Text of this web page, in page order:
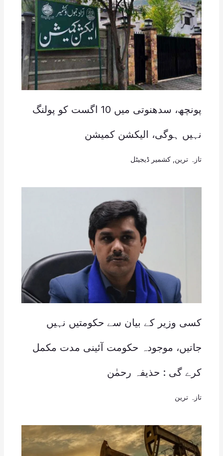
پونچھ، سدھنوتی میں 10 اگست کو پولنگ
نہیں ہوگی، الیکشن کمیشن
تازہ ترین کشمیر ڈیجیٹل
کسی وزیر کے بیان سے حکومتیں نہیں
جاتیں، موجودہ حکومت آئینی مدت مکمل
کرے گی : حذیفہ رحمٰن
تازہ ترین